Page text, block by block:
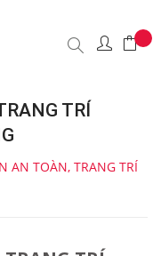
TRÍ
AN TOÀN, TRANG TRÍ